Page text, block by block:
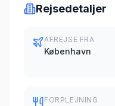
Rejsedetaljer
AFREJSE FRA
København
FORPLEJNING